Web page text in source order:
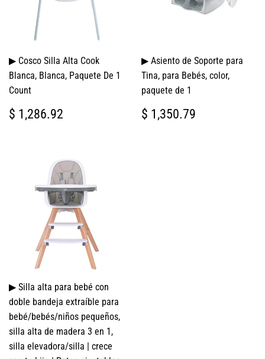
▶ Cosco Silla Alta Cook
Blanca, Blanca, Paquete De 1
Count
PRECIO
HABITUAL
$ 1,286.92
▶ Asiento de Soporte para
Tina, para Bebés, color,
paquete de 1
PRECIO
HABITUAL
$ 1,350.79
▶ Silla alta para bebé con
doble bandeja extraíble para
bebé/bebés/niños pequeños,
silla alta de madera 3 en 1,
silla elevadora/silla | crece